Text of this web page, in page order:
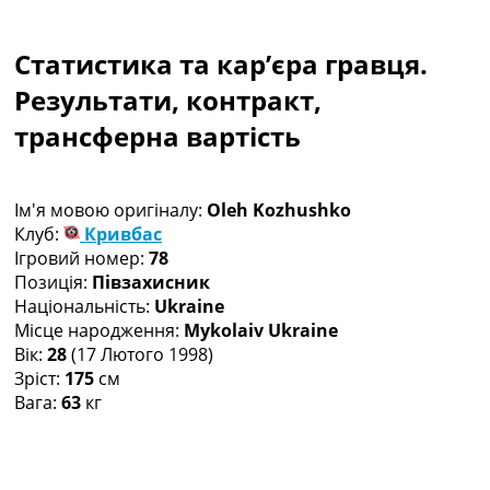
Чемпіонат Світу
Україна. Прем’єр-Ліга
Україна. Перша Ліга
Ліга Чемпіонів
Ще Турніри >>>
Таблиці
Чемпіонат Світу. Турнирні таблиці
Таблиця УПЛ
Перша Ліга
Таблиця АПЛ
Таблиця Ла Ліги
Таблиця Ліги Чемпіонів
Всі таблиці >>>
Статистика та кар’єра гравця.
Результати, контракт,
трансферна вартість
Ім'я мовою оригіналу: Oleh Kozhushko
Клуб:
Кривбас
Ігровий номер: 78
Позиція: Півзахисник
Національність: Ukraine
Місце народження: Mykolaiv Ukraine
Вік: 28(17 Лютого 1998)
Зріст: 175 см
Вага: 63 кг